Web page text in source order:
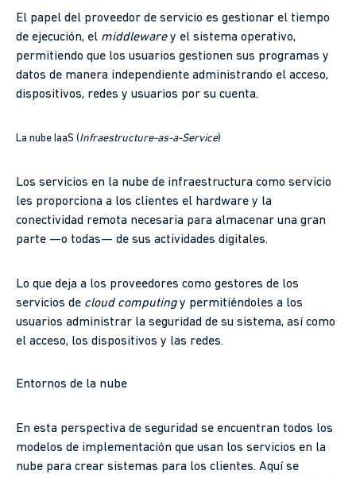
El papel del proveedor de servicio es gestionar el tiempo
de ejecución, el middlewarey el sistema operativo,
permitiendo que los usuarios gestionen sus programas y
datos de manera independiente administrando el acceso,
dispositivos, redes y usuarios por su cuenta.
La nube IaaS (Infraestructure-as-a-Service)
Los servicios en la nube de infraestructura como servicio
les proporciona a los clientes el hardware y la
conectividad remota necesaria para almacenar una gran
parte —o todas— de sus actividades digitales.
Lo que deja a los proveedores como gestores de los
servicios de cloud computingy permitiéndoles a los
usuarios administrar la seguridad de su sistema, así como
el acceso, los dispositivos y las redes.
Entornos de la nube
En esta perspectiva de seguridad se encuentran todos los
modelos de implementación que usan los servicios en la
nube para crear sistemas para los clientes. Aquí se